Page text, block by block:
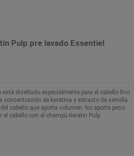
Pulp pre lavado Essentiel
está diseñado especialmente para el cabello fino
concentración de keratina y extracto de semilla
cabello que aporta volumen. No aporta peso
cabello con el champú Keratin Pulp.